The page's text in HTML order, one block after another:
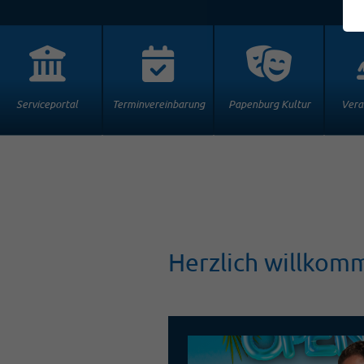
Serviceportal Terminvereinbarung Papenburg Kultur
Herzlich